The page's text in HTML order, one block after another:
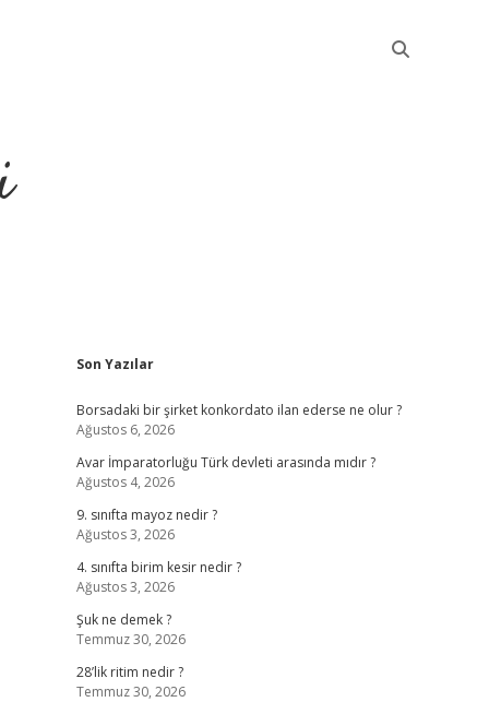
Sidebar
Son Yazılar
Borsadaki bir şirket konkordato ilan ederse ne olur ?
Ağustos 6, 2026
Avar İmparatorluğu Türk devleti arasında mıdır ?
Ağustos 4, 2026
9. sınıfta mayoz nedir ?
Ağustos 3, 2026
4. sınıfta birim kesir nedir ?
Ağustos 3, 2026
Şuk ne demek ?
Temmuz 30, 2026
28’lik ritim nedir ?
Temmuz 30, 2026